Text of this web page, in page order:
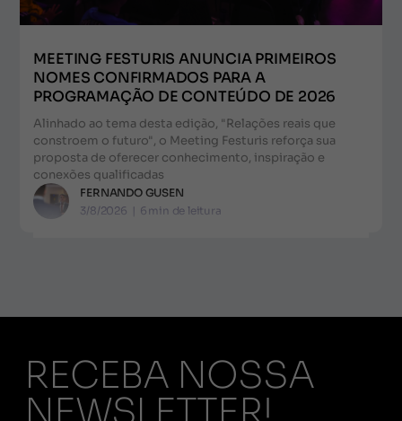
MEETING FESTURIS ANUNCIA PRIMEIROS
NOMES CONFIRMADOS PARA A
PROGRAMAÇÃO DE CONTEÚDO DE 2026
Alinhado ao tema desta edição, "Relações reais que
constroem o futuro", o Meeting Festuris reforça sua
proposta de oferecer conhecimento, inspiração e
conexões qualificadas
FERNANDO GUSEN
3/8/2026 | 6 min de leitura
RECEBA NOSSA